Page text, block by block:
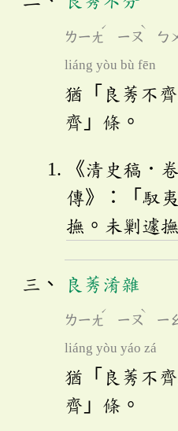
ㄌㄧㄤ
ˊ
ㄧㄡ
ˋ
ㄅ
liáng yòu bù fēn
猶「良莠不
齊」條。
《清史稿．
傳》：「馭
撫。未剿遽
良莠淆雜
ㄌㄧㄤ
ˊ
ㄧㄡ
ˋ
ㄧ
liáng yòu yáo zá
猶「良莠不
齊」條。